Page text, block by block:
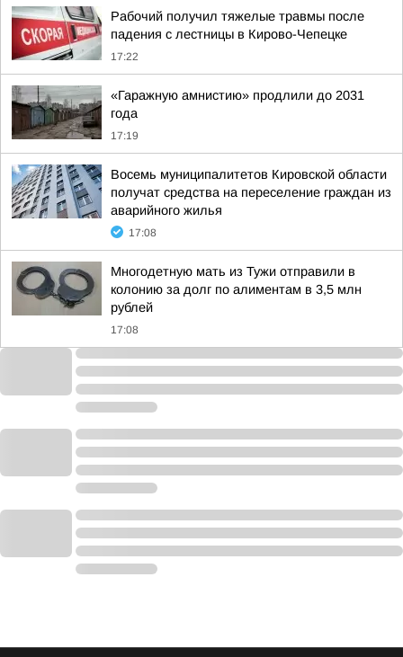
Рабочий получил тяжелые травмы после
падения с лестницы в Кирово-Чепецке
17:22
«Гаражную амнистию» продлили до 2031
года
17:19
Восемь муниципалитетов Кировской области
получат средства на переселение граждан из
аварийного жилья
17:08
Многодетную мать из Тужи отправили в
колонию за долг по алиментам в 3,5 млн
рублей
17:08